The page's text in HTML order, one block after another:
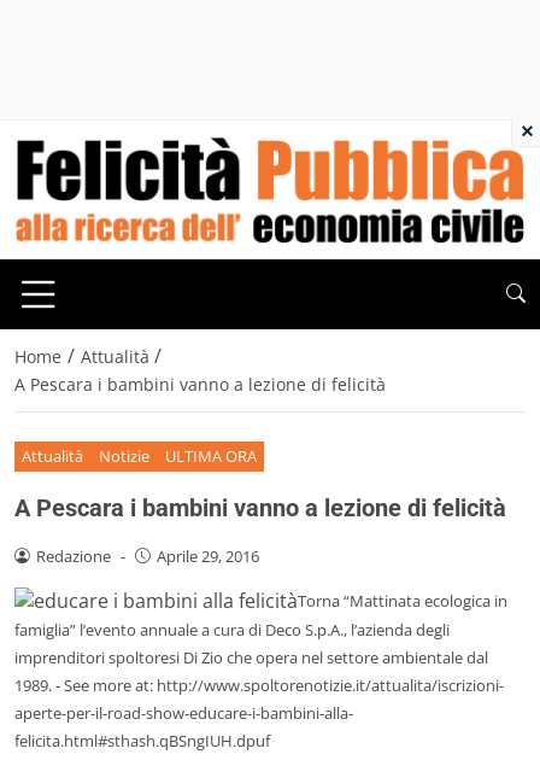
Home / Attualità /
A Pescara i bambini vanno a lezione di felicità
Attualità Notizie ULTIMA ORA
A Pescara i bambini vanno a lezione di felicità
Redazione - Aprile 29, 2016
Torna “Mattinata ecologica in
famiglia” l’evento annuale a cura di Deco S.p.A., l’azienda degli
imprenditori spoltoresi Di Zio che opera nel settore ambientale dal
1989. - See more at: http://www.spoltorenotizie.it/attualita/iscrizioni-
aperte-per-il-road-show-educare-i-bambini-alla-
felicita.html#sthash.qBSngIUH.dpuf
×